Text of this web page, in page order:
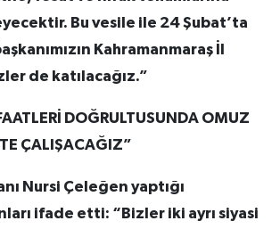
Bu vesile ile 24 Şubat’ta
Kahramanmaraş İl
de katılacağız.”
DOĞRULTUSUNDA OMUZ
ÇALIŞACAĞIZ”
Nursi Çeleğen yaptığı
ifade etti: “Bizler iki ayrı siyasi